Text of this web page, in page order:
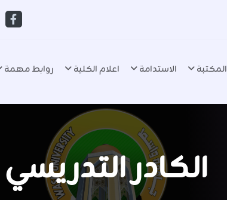
المكتبة الاستدامة اعلام الكلية روابط مهمة
الكادر التدريسي